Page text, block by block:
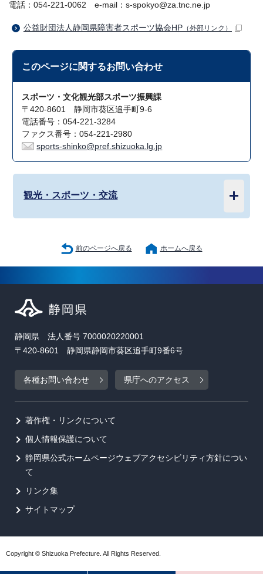
電話：054-221-0062 e-mail：s-spokyo@za.tnc.ne.jp
公益財団法人静岡県障害者スポーツ協会HP （外部リンク）
このページに関するお問い合わせ
スポーツ・文化観光部スポーツ振興課
〒420-8601 静岡市葵区追手町9-6
電話番号：054-221-3284
ファクス番号：054-221-2980
sports-shinko@pref.shizuoka.lg.jp
観光・スポーツ・交流
前のページへ戻る ホームへ戻る
静岡県 法人番号 7000020220001
〒420-8601 静岡県静岡市葵区追手町9番6号
各種お問い合わせ 県庁へのアクセス
著作権・リンクについて
個人情報保護について
静岡県公式ホームページウェブアクセシビリティ方針につい
て
リンク集
サイトマップ
Copyright © Shizuoka Prefecture. All Rights Reserved.